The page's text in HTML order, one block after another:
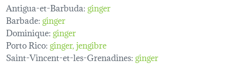
Antigua-et-Barbuda:ginger
Barbade:ginger
Dominique:ginger
Porto Rico:ginger jengibre
Saint-Vincent-et-les-Grenadines:ginger